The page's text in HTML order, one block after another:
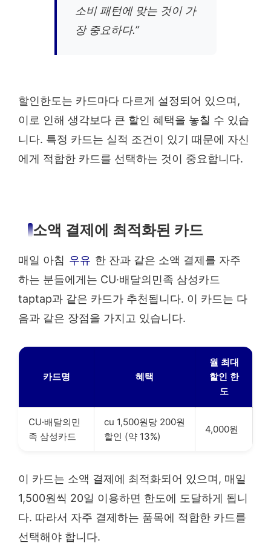
소비 패턴에 맞는 것이 가
장 중요하다.”
할인한도는 카드마다 다르게 설정되어 있으며,
이로 인해 생각보다 큰 할인 혜택을 놓칠 수 있습
니다. 특정 카드는 실적 조건이 있기 때문에 자신
에게 적합한 카드를 선택하는 것이 중요합니다.
소액 결제에 최적화된 카드
매일 아침 우유 한 잔과 같은 소액 결제를 자주
하는 분들에게는 CU·배달의민족 삼성카드
taptap과 같은 카드가 추천됩니다. 이 카드는 다
음과 같은 장점을 가지고 있습니다.
카드명 혜택
월 최대
할인 한
도
CU·배달의민
족 삼성카드
cu 1,500원당 200원
할인 (약 13%)
4,000원
이 카드는 소액 결제에 최적화되어 있으며, 매일
1,500원씩 20일 이용하면 한도에 도달하게 됩니
다. 따라서 자주 결제하는 품목에 적합한 카드를
선택해야 합니다.